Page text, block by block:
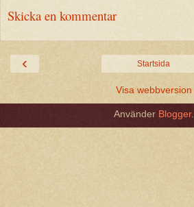
Skicka en kommentar
‹ Startsida
Visa webbversion
Använder Blogger.